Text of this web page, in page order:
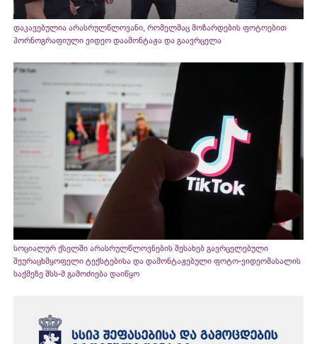
დაკავებულია არასრულწლოვანი, რომელმაც მოზარდების ფოტოებით
პორნოგრაფიული ვიდეო დაამონტაჟა და გაავრცელა
სოციალურ ქსელში არასრულწლოვნების შესახებ გავრცელებული
შეურაცხმყოფელი ტექსტებისა და დამონტაჟებული ფოტო-ვიდეომასალის
საქმეზე შსს-მ გამოძიება დაიწყო